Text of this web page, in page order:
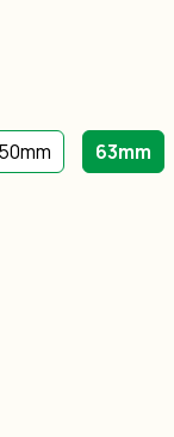
50mm 63mm